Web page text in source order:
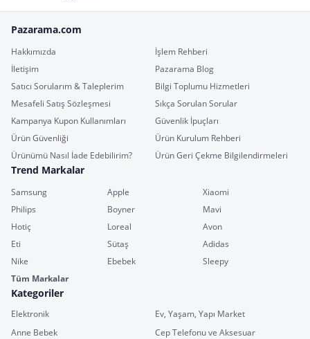
Pazarama.com
Hakkımızda
İşlem Rehberi
İletişim
Pazarama Blog
Satıcı Sorularım & Taleplerim
Bilgi Toplumu Hizmetleri
Mesafeli Satış Sözleşmesi
Sıkça Sorulan Sorular
Kampanya Kupon Kullanımları
Güvenlik İpuçları
Ürün Güvenliği
Ürün Kurulum Rehberi
Ürünümü Nasıl İade Edebilirim?
Ürün Geri Çekme Bilgilendirmeleri
Trend Markalar
Samsung Apple
Xiaomi
Philips
Boyner
Mavi
Hotiç
Loreal
Avon
Eti
Sütaş
Adidas
Nike
Ebebek
Sleepy
Tüm Markalar
Kategoriler
Elektronik
Ev, Yaşam, Yapı Market
Anne Bebek
Cep Telefonu ve Aksesuar